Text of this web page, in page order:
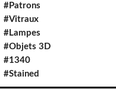
#Patrons
#Vitraux
#Lampes
#Objets 3D
#1340
#Stained